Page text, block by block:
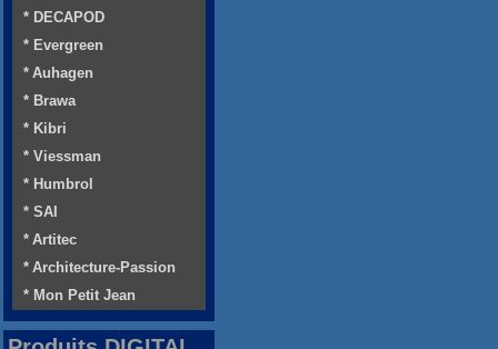
* DECAPOD
* Evergreen
* Auhagen
* Brawa
* Kibri
* Viessman
* Humbrol
* SAI
* Artitec
* Architecture-Passion
* Mon Petit Jean